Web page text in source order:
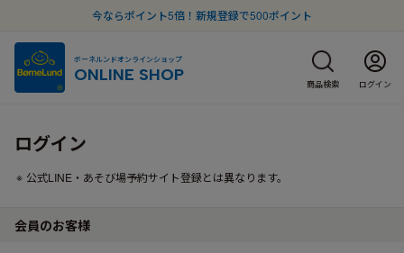
今ならポイント5倍！新規登録で500ポイント
ボーネルンドオンラインショップ
ONLINE SHOP 商品検索 ログイン
ログイン
公式LINE・あそび場予約サイト登録とは異なります。
会員のお客様